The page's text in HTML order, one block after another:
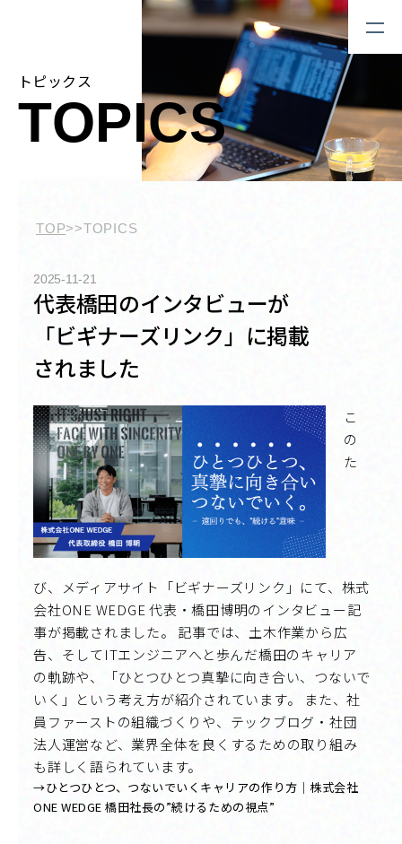
トピックス
TOPICS
TOP>>TOPICS
2025-11-21
代表橋田のインタビューが
「ビギナーズリンク」に掲載
されました
こ
の
た
び、メディアサイト「ビギナーズリンク」にて、株式
会社ONE WEDGE 代表・橋田博明のインタビュー記
事が掲載されました。 記事では、土木作業から広
告、そしてITエンジニアへと歩んだ橋田のキャリア
の軌跡や、「ひとつひとつ真摯に向き合い、つないで
いく」という考え方が紹介されています。 また、社
員ファーストの組織づくりや、テックブログ・社団
法人運営など、業界全体を良くするための取り組み
も詳しく語られています。
→ひとつひとつ、つないでいくキャリアの作り方｜株式会社
ONE WEDGE 橋田社長の”続けるための視点”